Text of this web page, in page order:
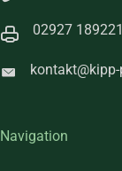
02927 189221
Navigation